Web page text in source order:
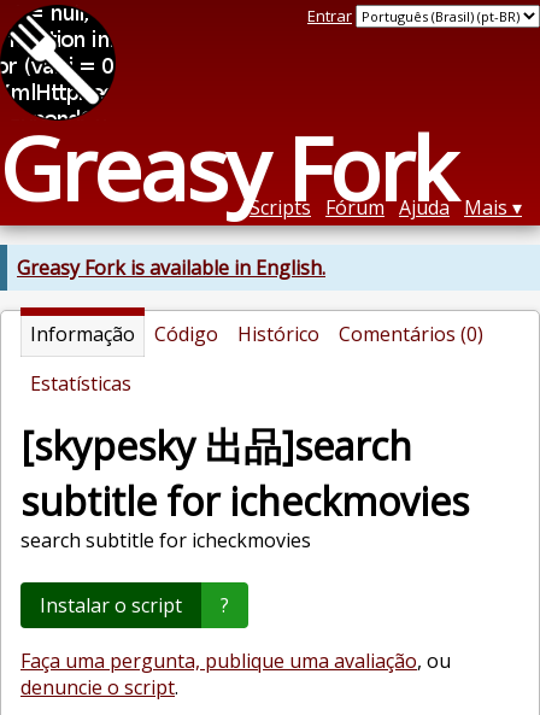
Greasy Fork
Entrar
Scripts Fórum Ajuda Mais
Greasy Fork is available in English.
Informação Código Histórico
Comentários (0)
Estatísticas
[skypesky 出品]search
subtitle for icheckmovies
search subtitle for icheckmovies
Instalar o script ?
Faça uma pergunta, publique uma avaliação, ou
denuncie o script.